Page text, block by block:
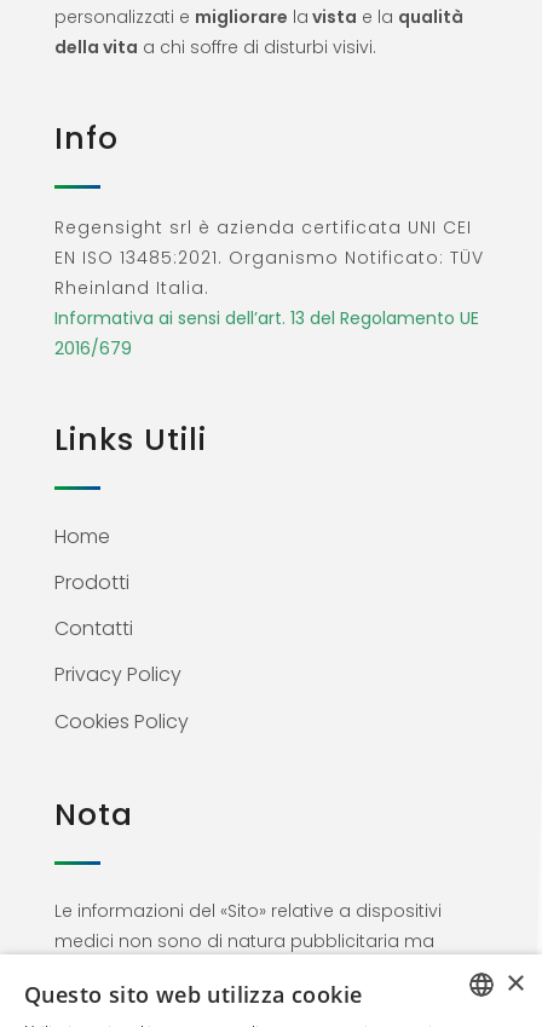
personalizzati e migliorare la vista e la qualità
della vita a chi soffre di disturbi visivi.
Info
Regensight srl è azienda certificata UNI CEI
EN ISO 13485:2021. Organismo Notificato: TÜV
Rheinland Italia.
Informativa ai sensi dell’art. 13 del Regolamento UE
2016/679
Links Utili
Home
Prodotti
Contatti
Privacy Policy
Cookies Policy
Nota
Le informazioni del «Sito» relative a dispositivi
medici non sono di natura pubblicitaria ma
personale medico. Proseguendo nella
×
Questo sito web utilizza cookie